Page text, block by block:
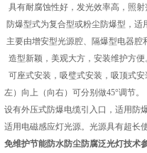
具有耐腐蚀性好，发光效率高，照
防爆型式为复合型或粉尘防爆型，
主要由增安型光源腔、隔爆型电器腔
造型新颖，美观大方，安装维护方便
可座式安装，吸璧式安装，吸顶式
左）向上（向右）可分别做45°调节。
设有外压式防爆电缆引入口，适用防
适用电磁感应灯光源。光源具有超长
免维护节能防水防尘防腐泛光灯技术